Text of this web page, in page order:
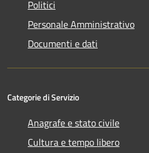
Politici
Personale Amministrativo
Documenti e dati
Categorie di Servizio
Anagrafe e stato civile
Cultura e tempo libero